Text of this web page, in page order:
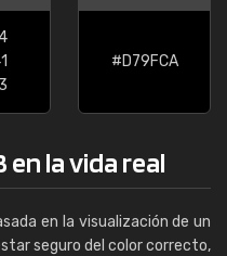
#D79FCA
en la vida real
en la visualización de un
seguro del color correcto,